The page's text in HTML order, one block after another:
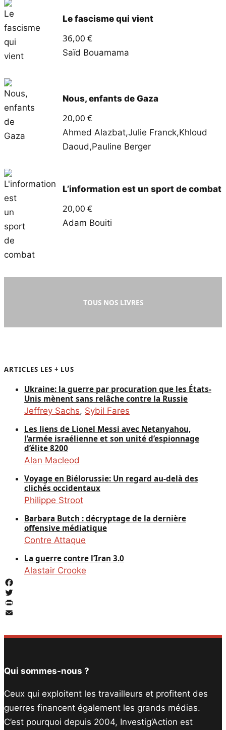
Le fascisme qui vient
36,00 €
Saïd Bouamama
Nous, enfants de Gaza
20,00 €
Ahmed Alazbat,Julie Franck,Khloud
Daoud,Pauline Berger
L’information est un sport de combat
20,00 €
Adam Bouiti
TOUS NOS LIVRES
ARTICLES LES + LUS
Ukraine: la guerre par procuration que les États-
Unis mènent sans relâche contre la Russie
Jeffrey Sachs, Sybil Fares
Les liens de Lionel Messi avec Netanyahou,
l’armée israélienne et son unité d’espionnage
d’élite 8200
Alan Macleod
Voyage en Biélorussie: Un regard au-delà des
clichés occidentaux
Philippe Stroot
Barbara Butch : décryptage de la dernière
offensive médiatique
Contre Attaque
La guerre contre l’Iran 3.0
Alastair Crooke
Facebook
Twitter
PrintFriendly
Qui sommes-nous ?
Ceux qui exploitent les travailleurs et profitent des
guerres financent également les grands médias.
C’est pourquoi depuis 2004, Investig’Action est